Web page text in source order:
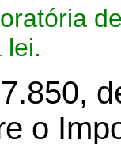
lei.
o